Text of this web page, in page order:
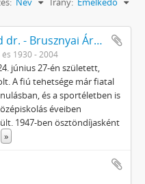
Brusznyai Árpád dr. - Brusznyai Árpádné Honti Ilona
1930 - 2004
június 27-én született,
A fiú tehetsége már fiatal
és a sportéletben is
éveiben
1947-ben ösztöndíjasként
»